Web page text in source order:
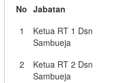
No Jabatan
1
Ketua RT 1 Dsn
Sambueja
2
Ketua RT 2 Dsn
Sambueja